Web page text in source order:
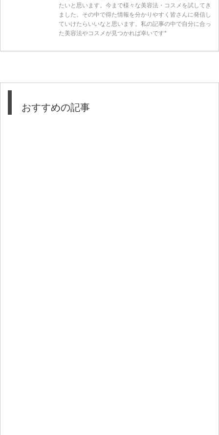
たいと思います。今まで様々な美容法・コスメを試してき
ました。その中で得た情報を分かりやすく皆さんに発信し
ていけたらいいなと思います。私の記事の中で自分に合っ
た美容法やコスメが見つかれば幸いです*
おすすめの記事